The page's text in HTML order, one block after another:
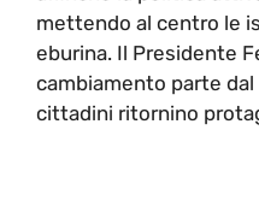
mettendo al centro le
eburina. Il Presidente
cambiamento parte dal
cittadini ritornino